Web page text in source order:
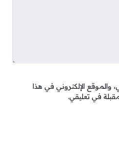
والموقع الإلكتروني في هذا
في تعليقي.